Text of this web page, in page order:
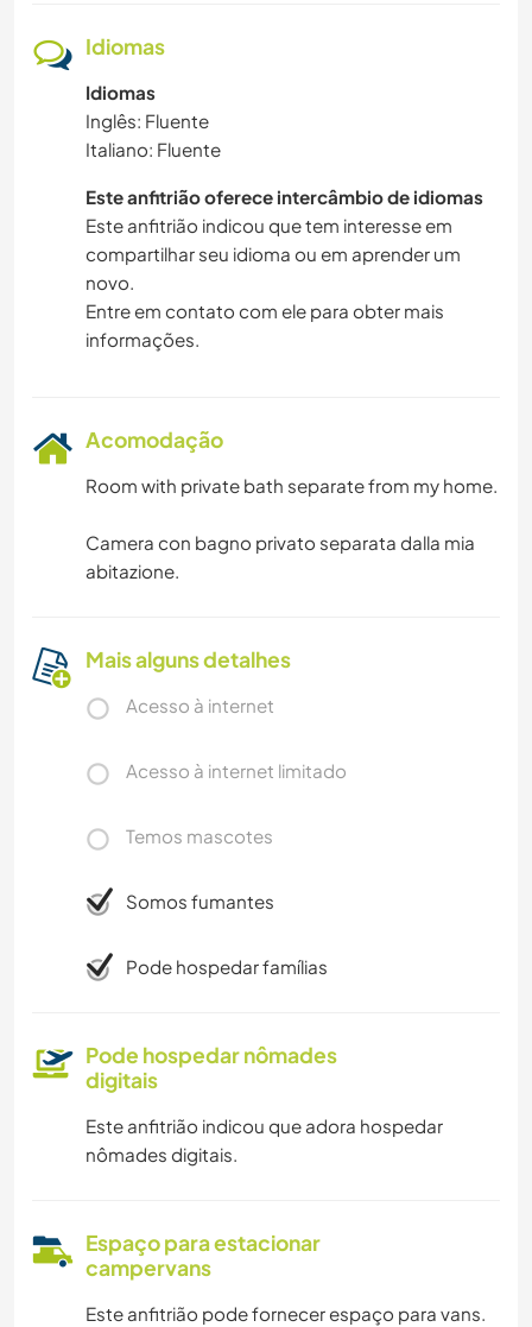
Idiomas
Idiomas
Inglês: Fluente
Italiano: Fluente
Este anfitrião oferece intercâmbio de idiomas
Este anfitrião indicou que tem interesse em
compartilhar seu idioma ou em aprender um
novo.
Entre em contato com ele para obter mais
informações.
Acomodação
Room with private bath separate from my home.
Camera con bagno privato separata dalla mia
abitazione.
Mais alguns detalhes
Acesso à internet
Acesso à internet limitado
Temos mascotes
Somos fumantes
Pode hospedar famílias
Pode hospedar nômades
digitais
Este anfitrião indicou que adora hospedar
nômades digitais.
Espaço para estacionar
campervans
Este anfitrião pode fornecer espaço para vans.